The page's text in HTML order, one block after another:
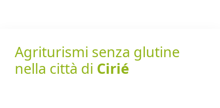
Agriturismi senza glutine
nella città di Cirié